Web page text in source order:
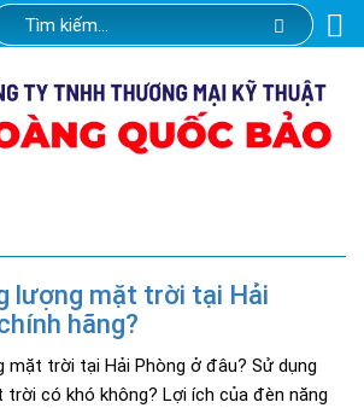
lượng mặt trời tại Hải
hãng?
mặt trời tại Hải Phòng ở đâu? Sử dụng
có khó không? Lợi ích của đèn năng